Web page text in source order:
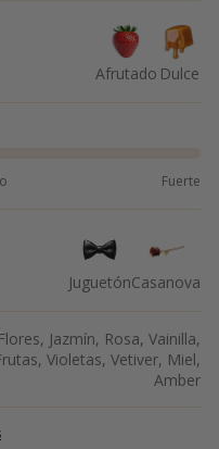
Afrutado Dulce
Fuerte
JuguetónCasanova
Jazmín, Rosa, Vainilla,
Violetas, Vetiver, Miel,
Amber